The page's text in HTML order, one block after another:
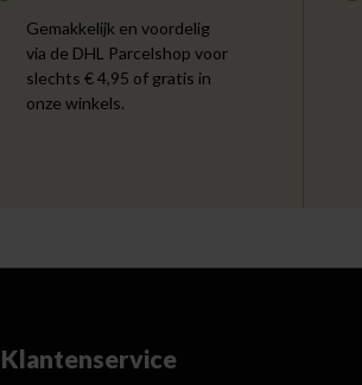
Gemakkelijk en voordelig
via de DHL Parcelshop voor
slechts € 4,95 of gratis in
onze winkels.
Klantenservice